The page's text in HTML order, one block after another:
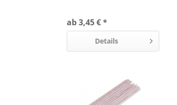
ab 3,45 € *
Details